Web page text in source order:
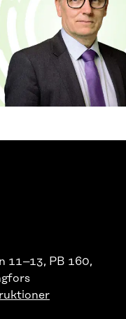
11–13, PB 160,